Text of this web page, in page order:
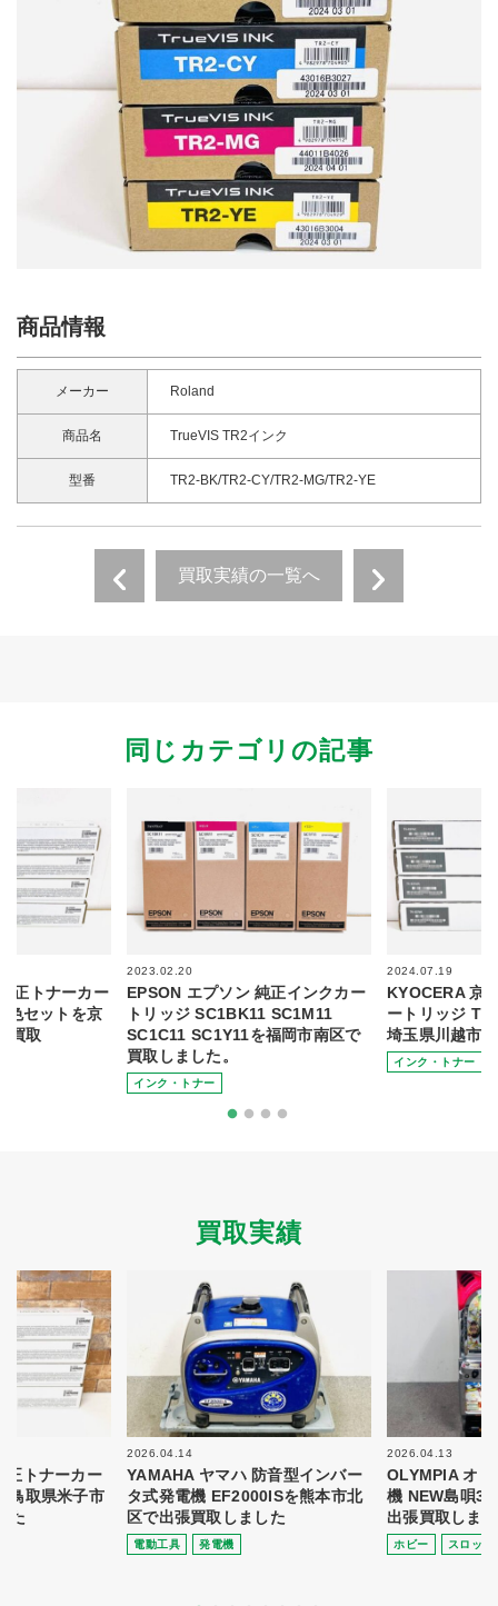
商品情報
メーカー Roland
商品名 TrueVIS TR2インク
型番 TR2-BK/TR2-CY/TR2-MG/TR2-YE
買取実績の一覧へ
同じカテゴリの記事
正トナーカー
色セットを京
買取
2023.02.20
EPSON エプソン 純正インクカー
トリッジ SC1BK11 SC1M11
SC1C11 SC1Y11を福岡市南区で
買取しました。
インク・トナー
2024.07.19
KYOCERA 京
ートリッジ
埼玉県川越市
インク・トナー
買取実績
トナーカー
鳥取県米子市
た
2026.04.14
YAMAHA ヤマハ 防音型インバー
タ式発電機 EF2000ISを熊本市北
区で出張買取しました
電動⼯具 発電機
2026.04.13
OLYMPIA オ
機 NEW島唄
出張買取しま
ホビー スロット